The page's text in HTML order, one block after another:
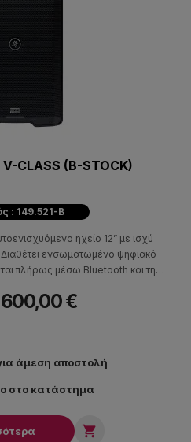
V-CLASS (B-STOCK)
: 149.521-B
ηχείο 12” με ισχύ
ενσωματωμένο ψηφιακό
πλήρως μέσω Bluetooth και της
600,00 €
άμεση αποστολή
στο κατάστημα
